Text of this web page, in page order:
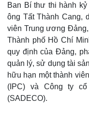
Ban Bí thư thi hành
ông Tất Thành Cang,
viên Trung ương
Thành phố Hồ Chí
quy định của Đảng,
quản lý, sử dụng tài
hữu hạn một thành
(IPC) và Công ty
(SADECO).